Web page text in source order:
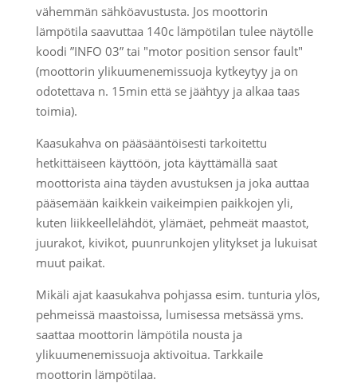
vähemmän sähköavustusta. Jos moottorin
lämpötila saavuttaa 140c lämpötilan tulee näytölle
koodi ”INFO 03” tai "motor position sensor fault"
(moottorin ylikuumenemissuoja kytkeytyy ja on
odotettava n. 15min että se jäähtyy ja alkaa taas
toimia).
Kaasukahva on pääsääntöisesti tarkoitettu
hetkittäiseen käyttöön, jota käyttämällä saat
moottorista aina täyden avustuksen ja joka auttaa
pääsemään kaikkein vaikeimpien paikkojen yli,
kuten liikkeellelähdöt, ylämäet, pehmeät maastot,
juurakot, kivikot, puunrunkojen ylitykset ja lukuisat
muut paikat.
Mikäli ajat kaasukahva pohjassa esim. tunturia ylös,
pehmeissä maastoissa, lumisessa metsässä yms.
saattaa moottorin lämpötila nousta ja
ylikuumenemissuoja aktivoitua. Tarkkaile
moottorin lämpötilaa.